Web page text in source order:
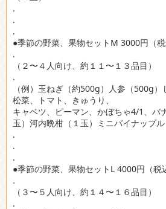
.
.
.
●季節の野菜、果物セットM 3000円（税
.
（２〜４人向け、約１１〜１３品目）
.
（例）玉ねぎ（約500g）人参（500g
松菜、トマト、きゅうり、
キャベツ、ピーマン、かぼちゃ4/1、バ
玉）河内晩柑（１玉）ミニパイナップル
.
.
.
●季節の野菜、果物セットL 4000円（税
.
（３〜５人向け、約１４〜１６品目）
.